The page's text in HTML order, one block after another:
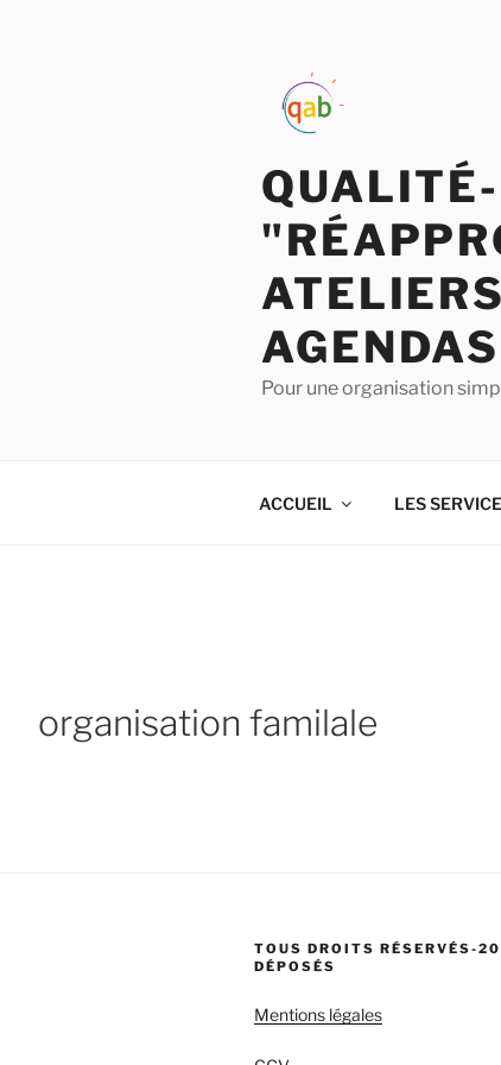
Pour une organisation
ACCUEIL LES
organisation familale
TOUS DROITS RÉSERVÉS-
DÉPOSÉS
Mentions légales